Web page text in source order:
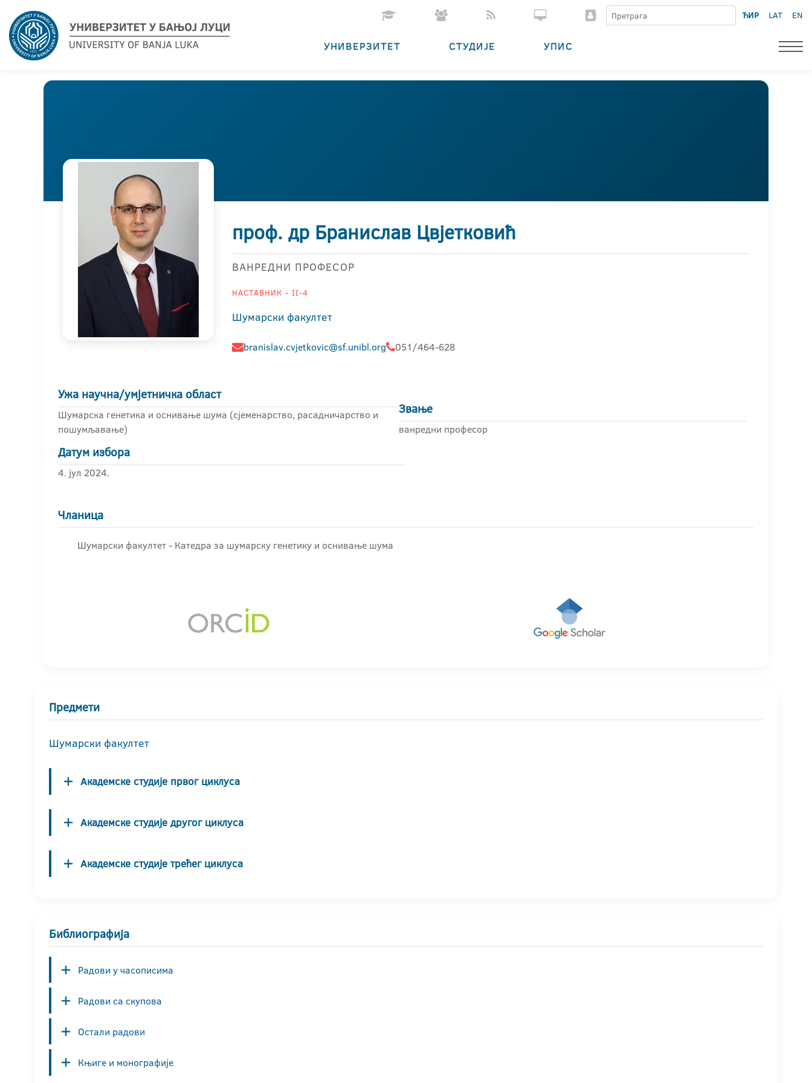
ЋИР LAT EN
УНИВЕРЗИТЕТ СТУДИЈЕ УПИС
проф. др Бранислав Цвјетковић
ВАНРЕДНИ ПРОФЕСОР
НАСТАВНИК - II-4
Шумарски факултет
branislav.cvjetkovic@sf.unibl.org 051/464-628
Ужа научна/умјетничка област
Шумарска генетика и оснивање шума (сјеменарство, расадничарство и
пошумљавање)
Звање
ванредни професор
Датум избора
4. јул 2024.
Чланица
Шумарски факултет - Катедра за шумарску генетику и оснивање шума
Предмети
Шумарски факултет
Академске студије првог циклуса
Академске студије другог циклуса
Академске студије трећег циклуса
Библиографија
Радови у часописима
Радови са скупова
Остали радови
Књиге и монографије